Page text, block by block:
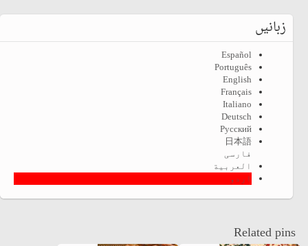
زبانیں
Español
Português
English
Français
Italiano
Deutsch
Русский
日本語
فارسی
العربية
اردو
Related pins